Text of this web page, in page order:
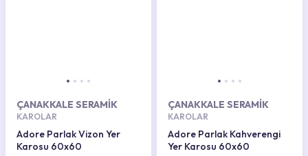
ÇANAKKALE SERAMİK
KAROLAR
Adore Parlak Vizon Yer
Karosu 60x60
ÇANAKKALE SERAMİK
KAROLAR
Adore Parlak Kahverengi
Yer Karosu 60x60